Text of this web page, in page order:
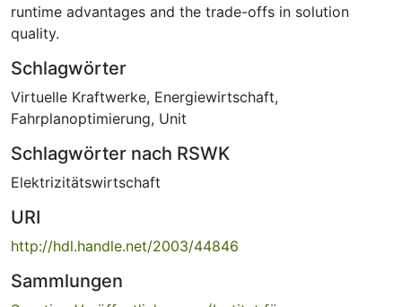
runtime advantages and the trade-offs in solution
quality.
Schlagwörter
Virtuelle Kraftwerke, Energiewirtschaft,
Fahrplanoptimierung, Unit
Schlagwörter nach RSWK
Elektrizitätswirtschaft
URI
http://hdl.handle.net/2003/44846
Sammlungen